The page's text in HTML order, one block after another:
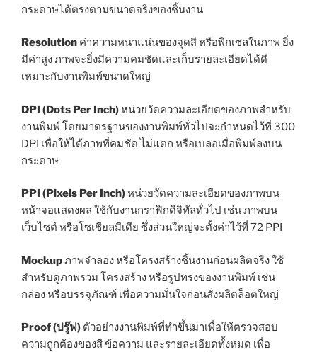
กระดาษได้ตรงตามขนาดจริงของชิ้นงาน
Resolution ค่าความหนาแน่นของจุดสี หรือพิกเซลในภาพ ยิ่ง
มีค่าสูง ภาพจะยิ่งมีความคมชัดและเก็บรายละเอียดได้ดี
เหมาะกับงานพิมพ์ขนาดใหญ่
DPI (Dots Per Inch)หน่วยวัดความละเอียดของภาพสำหรับ
งานพิมพ์ โดยมาตรฐานของงานพิมพ์ทั่วไปจะกำหนดไว้ที่ 300
DPI เพื่อให้ได้ภาพที่คมชัด ไม่แตก หรือเบลอเมื่อพิมพ์ลงบน
กระดาษ
PPI (Pixels Per Inch)หน่วยวัดความละเอียดของภาพบน
หน้าจอแสดงผล ใช้กับงานกราฟิกดิจิทัลทั่วไป เช่น ภาพบน
เว็บไซต์ หรือโซเชียลมีเดีย ซึ่งส่วนใหญ่จะตั้งค่าไว้ที่ 72 PPI
Mockupภาพจำลอง หรือโครงสร้างชิ้นงานก่อนผลิตจริง ใช้
สำหรับดูภาพรวม โครงสร้าง หรือรูปทรงของงานพิมพ์ เช่น
กล่อง หรือบรรจุภัณฑ์ เพื่อความมั่นใจก่อนสั่งผลิตล็อตใหญ่
Proof (ปรู๊ฟ) ตัวอย่างงานพิมพ์ที่ทำขึ้นมาเพื่อให้ตรวจสอบ
ความถูกต้องของสี ข้อความ และรายละเอียดทั้งหมด เพื่อ